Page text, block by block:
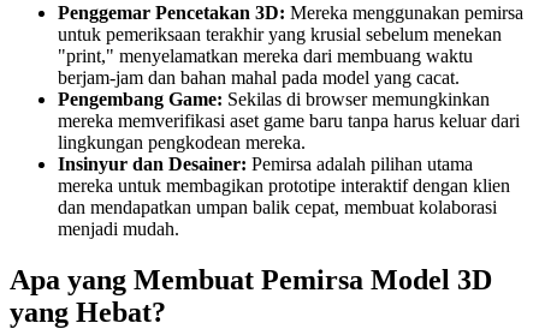
Penggemar Pencetakan 3D: Mereka menggunakan pemirsa
untuk pemeriksaan terakhir yang krusial sebelum menekan
"print," menyelamatkan mereka dari membuang waktu
berjam-jam dan bahan mahal pada model yang cacat.
Pengembang Game: Sekilas di browser memungkinkan
mereka memverifikasi aset game baru tanpa harus keluar dari
lingkungan pengkodean mereka.
Insinyur dan Desainer: Pemirsa adalah pilihan utama
mereka untuk membagikan prototipe interaktif dengan klien
dan mendapatkan umpan balik cepat, membuat kolaborasi
menjadi mudah.
Apa yang Membuat Pemirsa Model 3D
yang Hebat?